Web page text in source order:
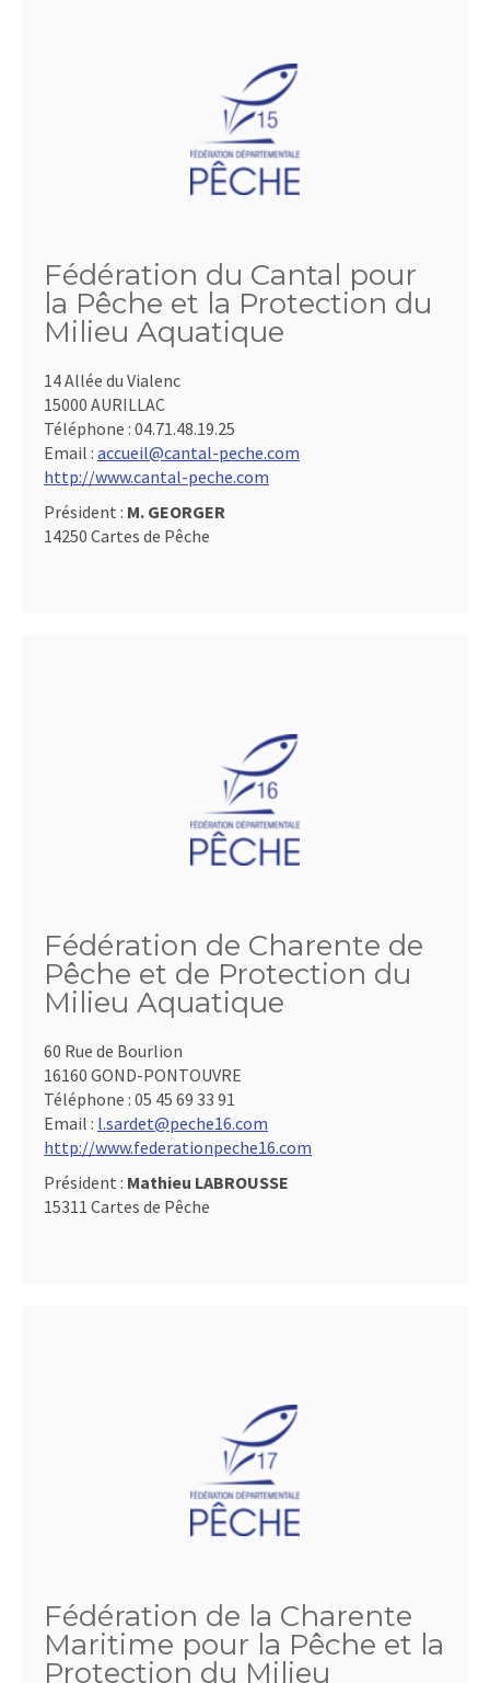
Fédération du Cantal pour
la Pêche et la Protection du
Milieu Aquatique
14 Allée du Vialenc
15000 AURILLAC
Téléphone : 04.71.48.19.25
Email : accueil@cantal-peche.com
http://www.cantal-peche.com
Président : M. GEORGER
14250 Cartes de Pêche
Fédération de Charente de
Pêche et de Protection du
Milieu Aquatique
60 Rue de Bourlion
16160 GOND-PONTOUVRE
Téléphone : 05 45 69 33 91
Email : l.sardet@peche16.com
http://www.federationpeche16.com
Président : Mathieu LABROUSSE
15311 Cartes de Pêche
Fédération de la Charente
Maritime pour la Pêche et la
Protection du Milieu